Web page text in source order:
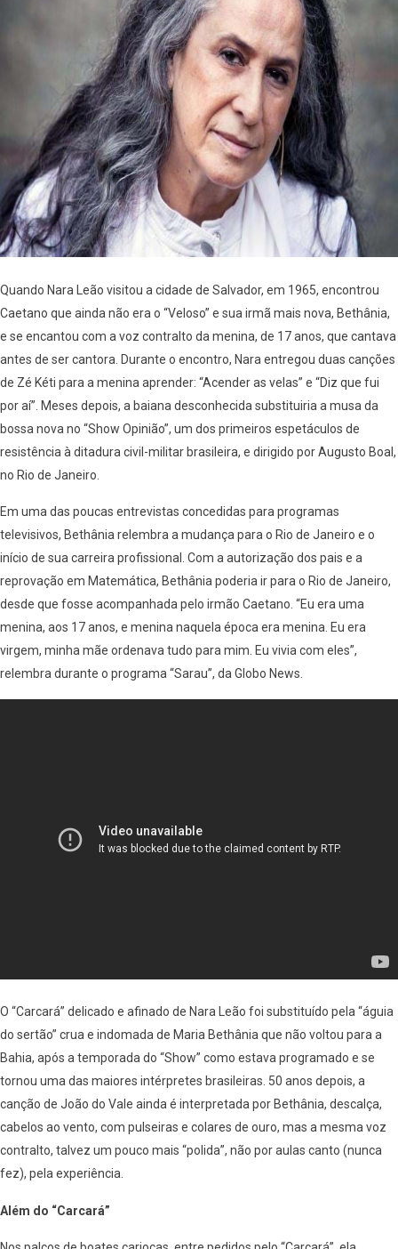
Quando Nara Leão visitou a cidade de Salvador, em 1965, encontrou
Caetano que ainda não era o “Veloso” e sua irmã mais nova, Bethânia,
e se encantou com a voz contralto da menina, de 17 anos, que cantava
antes de ser cantora. Durante o encontro, Nara entregou duas canções
de Zé Kéti para a menina aprender: “Acender as velas” e “Diz que fui
por aí”. Meses depois, a baiana desconhecida substituiria a musa da
bossa nova no “Show Opinião”, um dos primeiros espetáculos de
resistência à ditadura civil-militar brasileira, e dirigido por Augusto Boal,
no Rio de Janeiro.
Em uma das poucas entrevistas concedidas para programas
televisivos, Bethânia relembra a mudança para o Rio de Janeiro e o
início de sua carreira profissional. Com a autorização dos pais e a
reprovação em Matemática, Bethânia poderia ir para o Rio de Janeiro,
desde que fosse acompanhada pelo irmão Caetano. “Eu era uma
menina, aos 17 anos, e menina naquela época era menina. Eu era
virgem, minha mãe ordenava tudo para mim. Eu vivia com eles”,
relembra durante o programa “Sarau”, da Globo News.
O “Carcará” delicado e afinado de Nara Leão foi substituído pela “águia
do sertão” crua e indomada de Maria Bethânia que não voltou para a
Bahia, após a temporada do “Show” como estava programado e se
tornou uma das maiores intérpretes brasileiras. 50 anos depois, a
canção de João do Vale ainda é interpretada por Bethânia, descalça,
cabelos ao vento, com pulseiras e colares de ouro, mas a mesma voz
contralto, talvez um pouco mais “polida”, não por aulas canto (nunca
fez), pela experiência.
Além do “Carcará”